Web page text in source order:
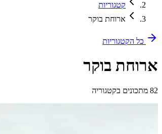
קטגוריות
ארוחת בוקר
כל הקטגוריות
ארוחת בוקר
82 מתכונים בקטגוריה